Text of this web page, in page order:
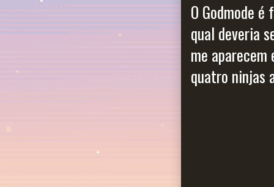
O Godmode
qual deveria
me
quatro ninjas